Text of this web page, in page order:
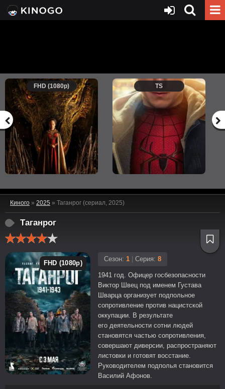
FHD (1080p) TS
Киного » 2025 » Таганрог (сериал, 2025)
Таганрог
FHD (1080p)
Сезон: 1 Серия: 8
1941 год. Офицер госбезопасности
Виктор Швец под именем Густава
Шварца организует подпольное
сопротивление против нацистской
оккупации. В результате
его деятельности сотни людей
становятся частью сопротивления,
совершают диверсии, распространяют
листовки и готовят восстание.
Руководителем подполья становится
Василий Афонов.